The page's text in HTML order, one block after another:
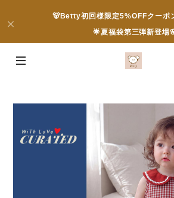
🐻Betty初回様限定5%OFFクーポ
🌟夏福袋第三弾新登場